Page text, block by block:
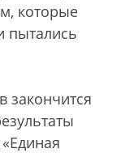
которые
пытались
закончится